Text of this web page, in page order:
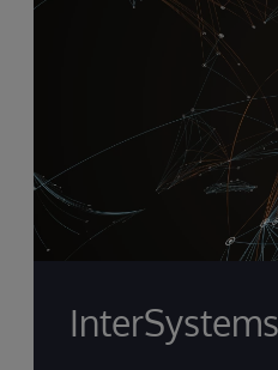
mu pomůže při
se stalo, proč se to stalo
pravděpodobně stane.